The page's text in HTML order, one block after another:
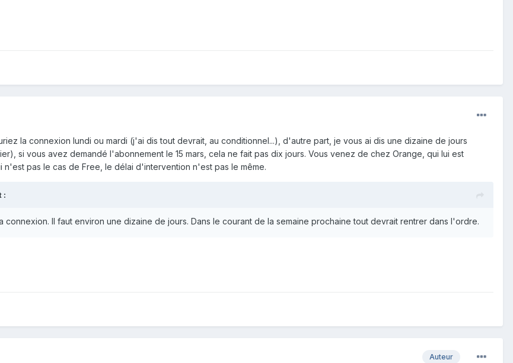
la connexion lundi ou mardi (j'ai dis tout devrait, au conditionnel...), d'autre part, je vous ai dis une dizaine de jours
si vous avez demandé l'abonnement le 15 mars, cela ne fait pas dix jours. Vous venez de chez Orange, qui lui est
pas le cas de Free, le délai d'intervention n'est pas le même.
:
connexion. Il faut environ une dizaine de jours. Dans le courant de la semaine prochaine tout devrait rentrer dans l'ordre.
Auteur